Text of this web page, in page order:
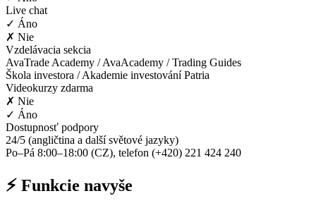
Live chat
✓ Áno
✗ Nie
Vzdelávacia sekcia
AvaTrade Academy / AvaAcademy / Trading Guides
Škola investora / Akademie investování Patria
Videokurzy zdarma
✗ Nie
✓ Áno
Dostupnosť podpory
24/5 (angličtina a další světové jazyky)
Po–Pá 8:00–18:00 (CZ), telefon (+420) 221 424 240
⚡ Funkcie navyše